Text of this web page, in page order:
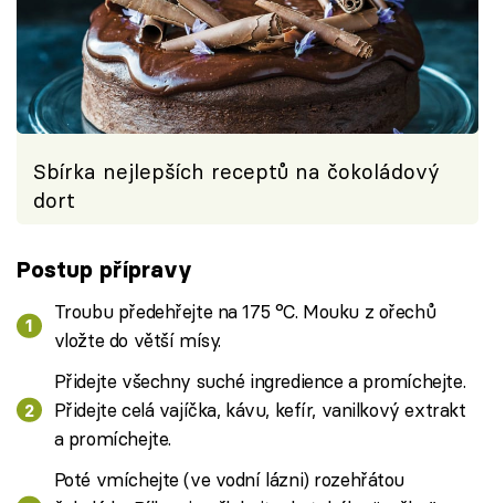
Sbírka nejlepších receptů na čokoládový
dort
Postup přípravy
Troubu předehřejte na 175 °C. Mouku z ořechů
vložte do větší mísy.
Přidejte všechny suché ingredience a promíchejte.
Přidejte celá vajíčka, kávu, kefír, vanilkový extrakt
a promíchejte.
Poté vmíchejte (ve vodní lázni) rozehřátou